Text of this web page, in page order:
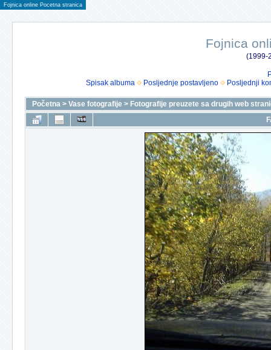
Fojnica online Pocetna stranica
Fojnica
(1999-
Spisak albuma
Posljednje postavljeno Posljednji
Početna > Vase fotografije > Fotografije preuzete sa drugih web